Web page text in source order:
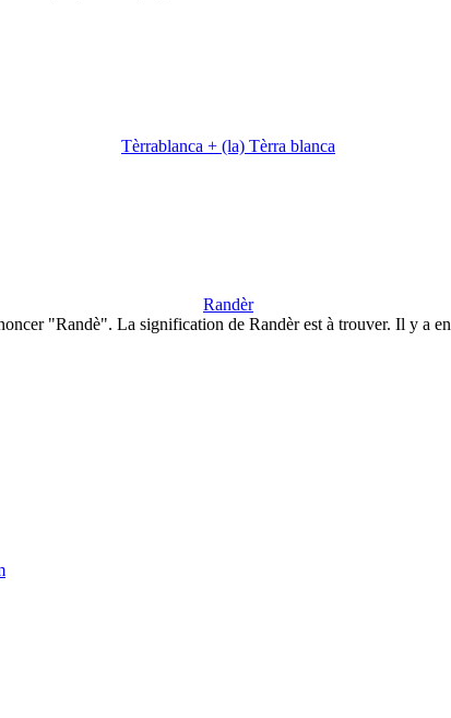
Tèrrablanca + (la) Tèrra blanca
Randèr
"Randè". La signification de Randèr est à trouver. Il y a